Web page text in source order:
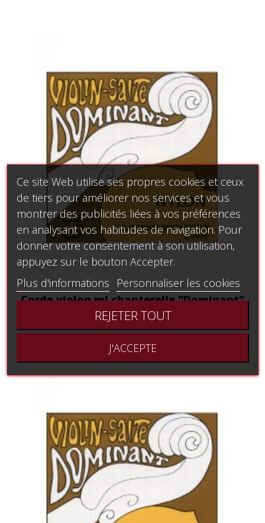
Corde violon mi chanterelle "Dominant"
Ce site Web utilise ses propres cookies et ceux
de tiers pour améliorer nos services et vous
montrer des publicités liées à vos préférences
en analysant vos habitudes de navigation. Pour
donner votre consentement à son utilisation,
appuyez sur le bouton Accepter.
Plus d'informations
Personnaliser les cookies
REJETER TOUT
J'ACCEPTE